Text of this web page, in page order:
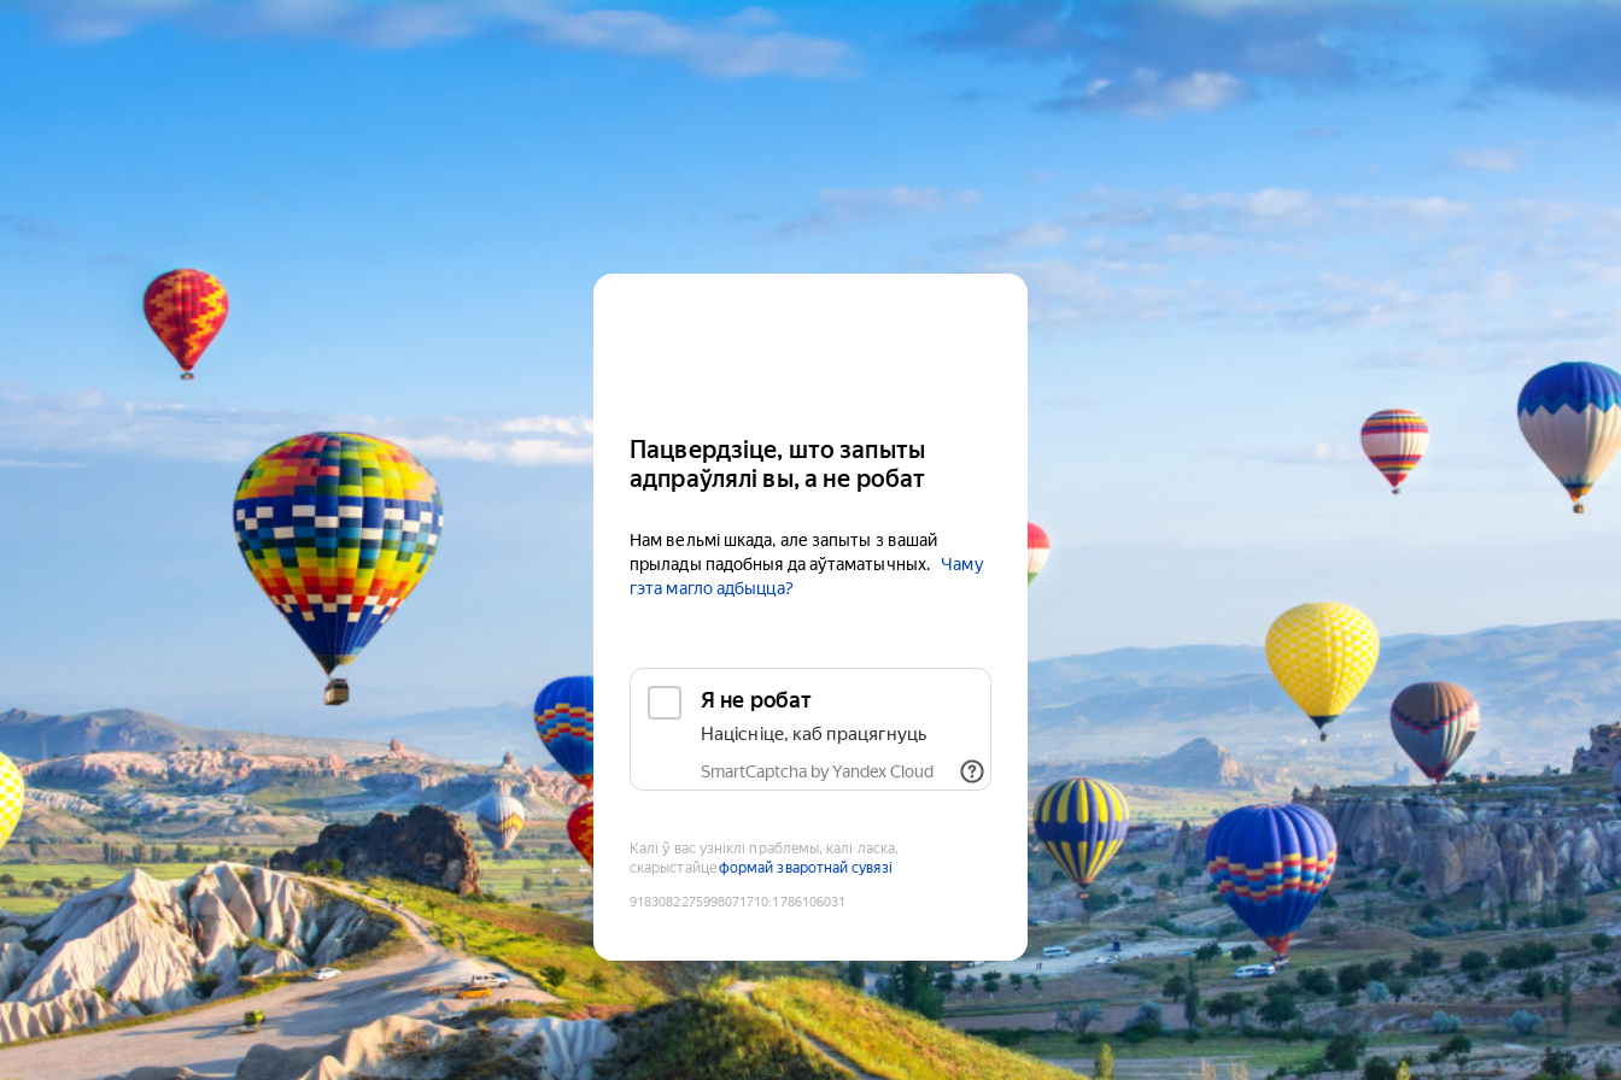
Пацвердзіце, што запыты
адпраўлялі вы, а не робат
Нам вельмі шкада, але запыты з вашай
прылады падобныя да аўтаматычных.
Чаму
гэта магло адбыцца?
Я не робат
Націсніце, каб працягнуць
SmartCaptcha by Yandex Cloud
Калі ў вас узніклі праблемы, калі ласка,
скарыстайцеформай зваротнай сувязі
9183082275998071710:1786106031